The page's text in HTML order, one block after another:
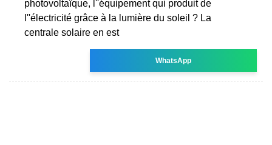
photovoltaïque, l''équipement qui produit de
l''électricité grâce à la lumière du soleil ? La
centrale solaire en est
WhatsApp